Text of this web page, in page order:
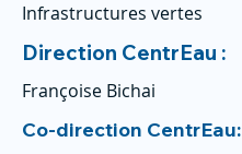
Infrastructures vertes
Direction CentrEau :
Françoise Bichai
Co-direction CentrEau: